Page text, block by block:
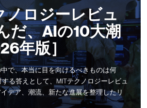
ノロジーレビュ
だ、AIの10大潮
年版］
で、本当に目を向けるべきものは何
る答えとして、MITテクノロジーレビュ
デア、潮流、新たな進展を整理したリ